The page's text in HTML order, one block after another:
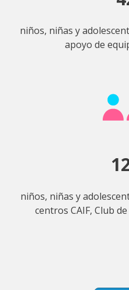
niños, niñas y
apoyo de
niños, niñas y
centros CAIF, Club